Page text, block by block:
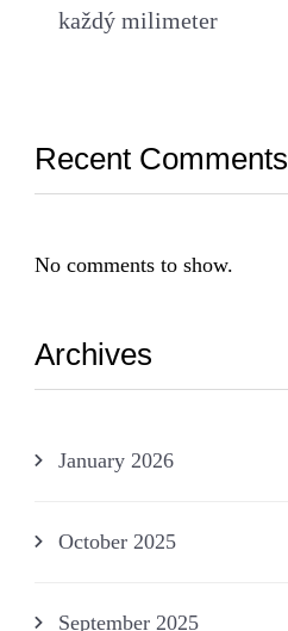
každý milimeter
Recent Comments
No comments to show.
Archives
January 2026
October 2025
September 2025